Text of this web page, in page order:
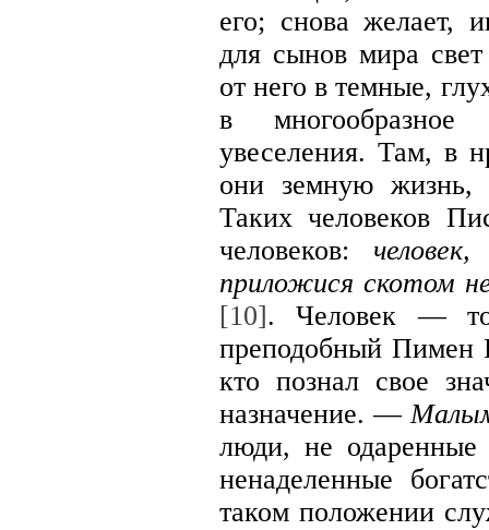
его; снова желает,
для сынов мира
от него в темные,
в многообразное
увеселения. Там, в
они земную жизнь,
Таких человеков
человеков:
приложися скотом
[10]. Человек —
преподобный Пимен
кто познал свое
назначение. —
люди, не одаренные
ненаделенные
таком положении